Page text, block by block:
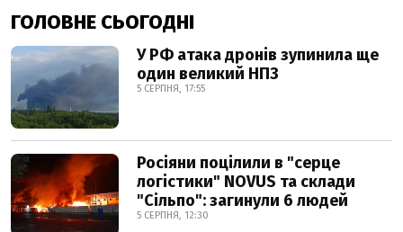
ГОЛОВНЕ СЬОГОДНІ
У РФ атака дронів зупинила ще
один великий НПЗ
5 СЕРПНЯ, 17:55
Росіяни поцілили в "серце
логістики" NOVUS та склади
"Сільпо": загинули 6 людей
5 СЕРПНЯ, 12:30